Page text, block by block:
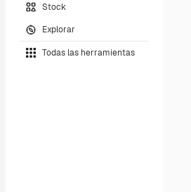
Stock
Explorar
Todas las herramientas